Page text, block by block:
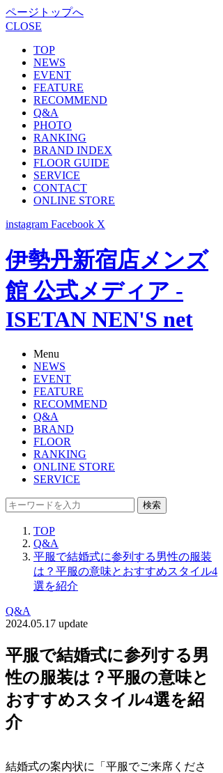
ページトップへ
CLOSE
TOP
NEWS
EVENT
FEATURE
RECOMMEND
Q&A
PHOTO
RANKING
BRAND INDEX
FLOOR GUIDE
SERVICE
CONTACT
ONLINE STORE
instagram Facebook X
伊勢丹新宿店メンズ
館 公式メディア -
ISETAN NEN'S net
Menu
NEWS
EVENT
FEATURE
RECOMMEND
Q&A
BRAND
FLOOR
RANKING
ONLINE STORE
SERVICE
検索
TOP
Q&A
平服で結婚式に参列する男性の服装
は？平服の意味とおすすめスタイル4
選を紹介
Q&A
2024.05.17 update
平服で結婚式に参列する男
性の服装は？平服の意味と
おすすめスタイル4選を紹
介
結婚式の案内状に「平服でご来席くださ